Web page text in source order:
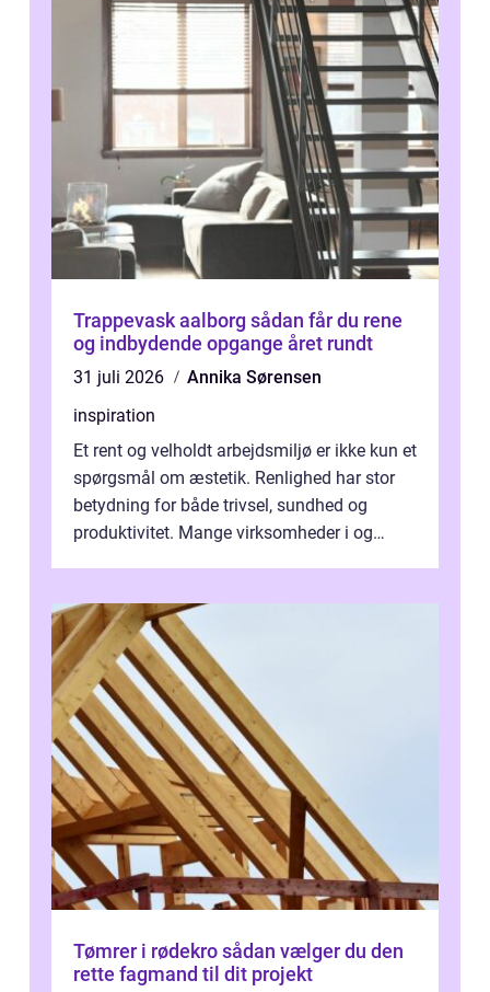
Trappevask aalborg sådan får du rene
og indbydende opgange året rundt
31 juli 2026
Annika Sørensen
inspiration
Et rent og velholdt arbejdsmiljø er ikke kun et
spørgsmål om æstetik. Renlighed har stor
betydning for både trivsel, sundhed og
produktivitet. Mange virksomheder i og
Tømrer i rødekro sådan vælger du den
rette fagmand til dit projekt